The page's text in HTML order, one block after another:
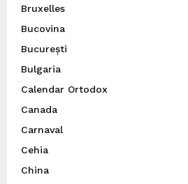
Bruxelles
Bucovina
București
Bulgaria
Calendar Ortodox
Canada
Carnaval
Cehia
China